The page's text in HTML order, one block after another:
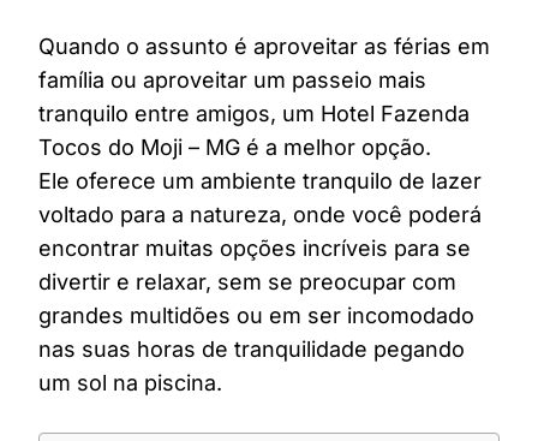
Quando o assunto é aproveitar as férias em
família ou aproveitar um passeio mais
tranquilo entre amigos, um Hotel Fazenda
Tocos do Moji – MG é a melhor opção.
Ele oferece um ambiente tranquilo de lazer
voltado para a natureza, onde você poderá
encontrar muitas opções incríveis para se
divertir e relaxar, sem se preocupar com
grandes multidões ou em ser incomodado
nas suas horas de tranquilidade pegando
um sol na piscina.